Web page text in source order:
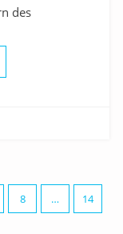
des
des offenen Denkmals
8 …
14